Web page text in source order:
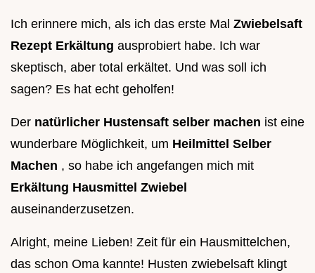
Ich erinnere mich, als ich das erste Mal Zwiebelsaft
Rezept Erkältung ausprobiert habe. Ich war
skeptisch, aber total erkältet. Und was soll ich
sagen? Es hat echt geholfen!
Der natürlicher Hustensaft selber machen ist eine
wunderbare Möglichkeit, um Heilmittel Selber
Machen , so habe ich angefangen mich mit
Erkältung Hausmittel Zwiebel
auseinanderzusetzen.
Alright, meine Lieben! Zeit für ein Hausmittelchen,
das schon Oma kannte! Husten zwiebelsaft klingt